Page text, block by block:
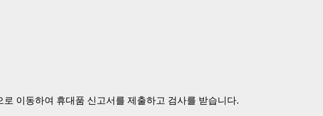
이동하여 휴대품 신고서를 제출하고 검사를 받습니다.